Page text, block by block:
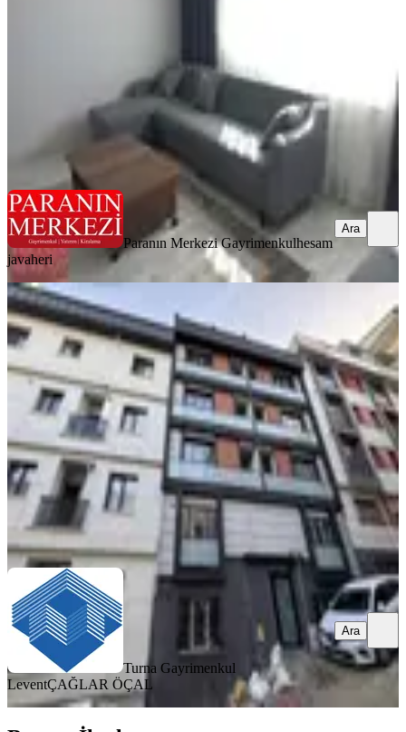
Paranın Merkezi Gayrimenkul hesam javaheri
Paranın Merkezi Gayrimenkulhesam
javaheri
Ara
SIFIR BİNA
Ortabayırda Metroya Yakın Yeni
Binada Kiralık 1+1 Daire
Kağıthane, Ortabayır Mahallesi
1+1·80 m²·Bahçe katı·12.05.2026
37.000 ₺
Turna Gayrimenkul Levent ÇAĞLAR ÖÇAL
Ara
Turna Gayrimenkul
LeventÇAĞLAR ÖÇAL
Ara